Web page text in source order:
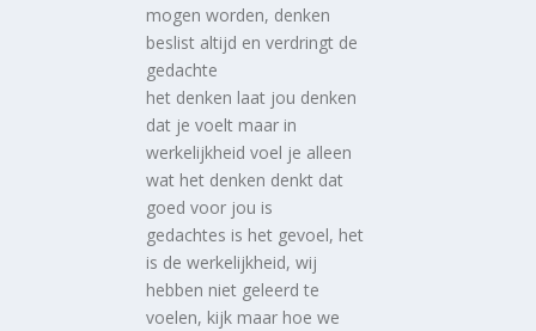
mogen worden, denken
beslist altijd en verdringt de
gedachte
het denken laat jou denken
dat je voelt maar in
werkelijkheid voel je alleen
wat het denken denkt dat
goed voor jou is
gedachtes is het gevoel, het
is de werkelijkheid, wij
hebben niet geleerd te
voelen, kijk maar hoe we